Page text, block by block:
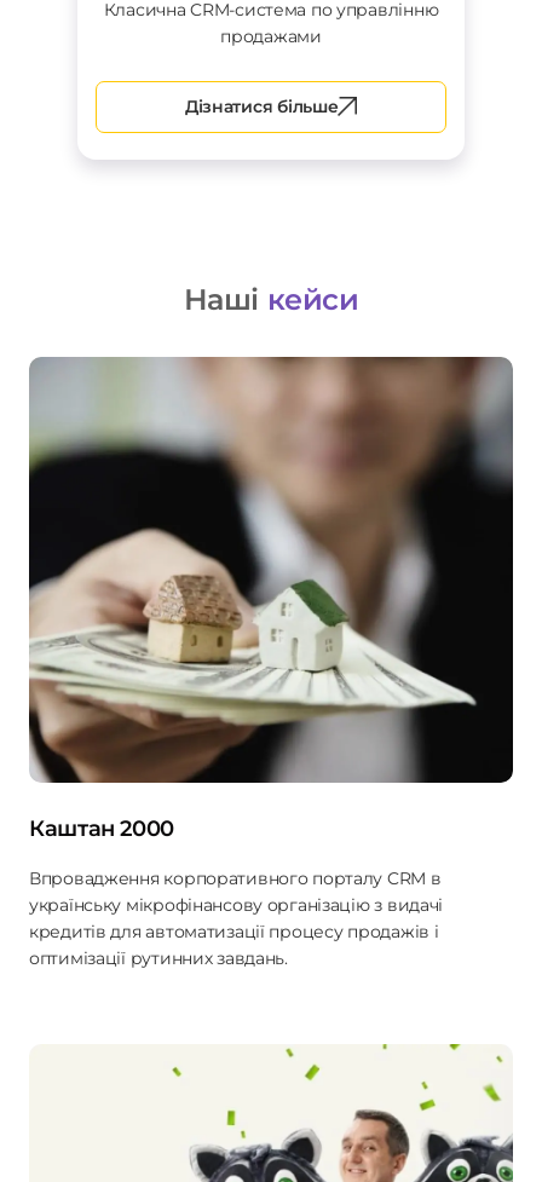
Класична CRM-система по управлінню
продажами
Дізнатися більше
Наші кейси
Каштан 2000
Впровадження корпоративного порталу CRM в
українську мікрофінансову організацію з видачі
кредитів для автоматизації процесу продажів і
оптимізації рутинних завдань.